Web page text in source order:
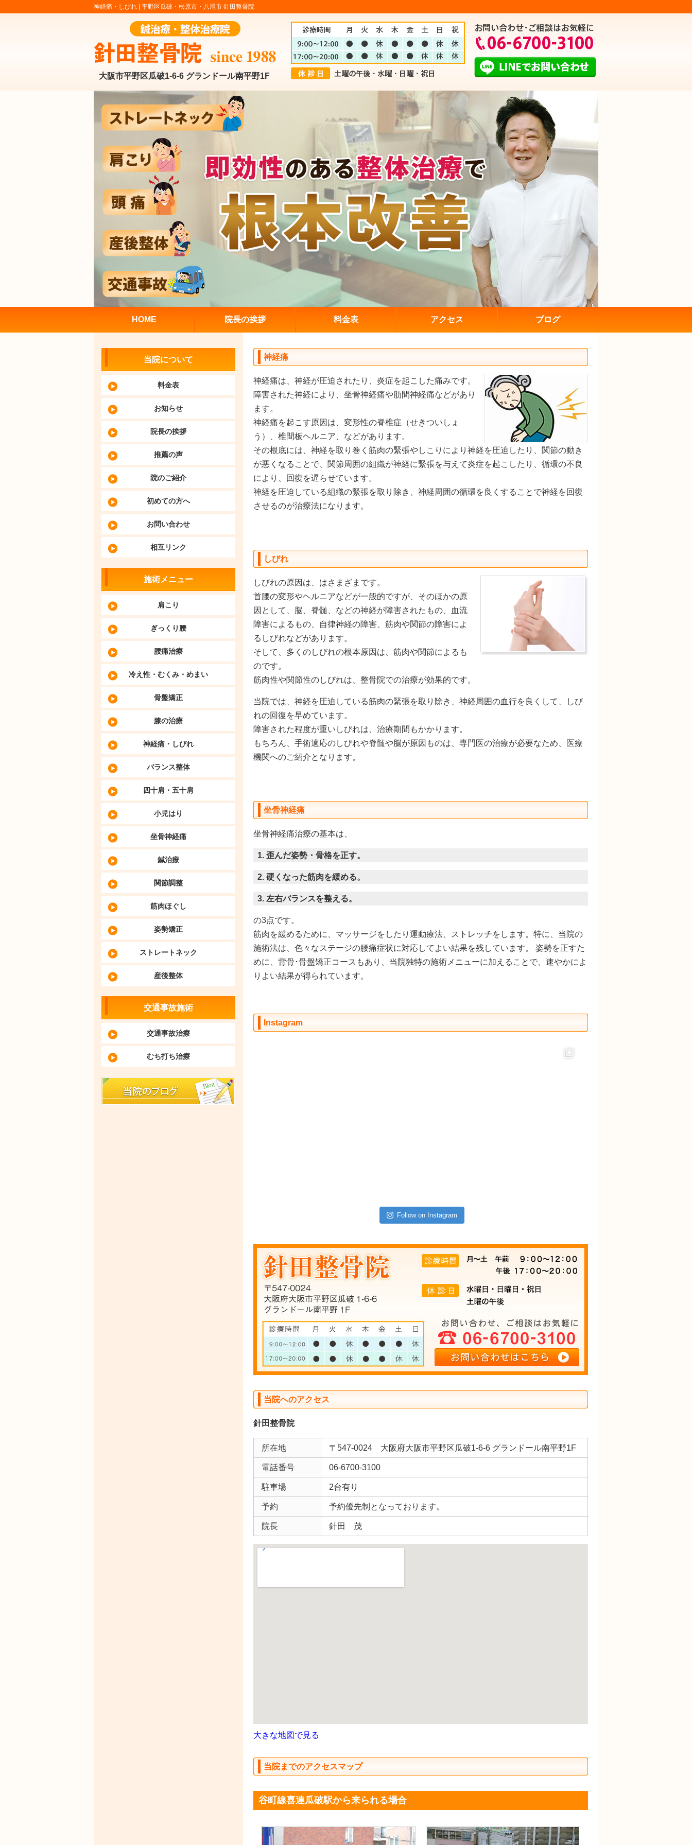
神経痛・しびれ | 平野区瓜破・松原市・八尾市 針田整骨院
大阪市平野区瓜破1-6-6 グランドール南平野1F
HOME 院長の挨拶 料金表 アクセス ブログ
神経痛
神経痛は、神経が圧迫されたり、炎症を起こした痛みです。
障害された神経により、坐骨神経痛や肋間神経痛などがあり
ます。
神経痛を起こす原因は、 変形性の脊椎症（せきついしょ
う）、椎間板ヘルニア、 などがあります。
その根底には、神経を取り巻く筋肉の緊張やしこりにより神経を圧迫したり、関節の動き
が悪くなることで、関節周囲の組織が神経に緊張を与えて炎症を起こしたり、循環の不良
により、回復を遅らせています。
神経を圧迫している組織の緊張を取り除き、神経周囲の循環を良くすることで神経を回復
させるのが治療法になります。
しびれ
しびれの原因は、はさまざまです。
首腰の変形やヘルニアなどが一般的ですが、そのほかの原
因として、脳、脊髄、などの神経が障害されたもの、血流
障害によるもの、自律神経の障害、筋肉や関節の障害によ
るしびれなどがあります。
そして、多くのしびれの根本原因は、筋肉や関節によるも
のです。
筋肉性や関節性のしびれは、整骨院での治療が効果的です。
当院では、神経を圧迫している筋肉の緊張を取り除き、神経周囲の血行を良くして、しび
れの回復を早めています。
障害された程度が重いしびれは、治療期間もかかります。
もちろん、手術適応のしびれや脊髄や脳が原因ものは、専門医の治療が必要なため、医療
機関へのご紹介となります。
坐骨神経痛
坐骨神経痛治療の基本は、
1. 歪んだ姿勢・骨格を正す。
2. 硬くなった筋肉を緩める。
3. 左右バランスを整える。
の3点です。
筋肉を緩めるために、マッサージをしたり運動療法、ストレッチをします。特に、当院の
施術法は、色々なステージの腰痛症状に対応してよい結果を残しています。 姿勢を正すた
めに、背骨･骨盤矯正コースもあり、当院独特の施術メニューに加えることで、速やかによ
りよい結果が得られています。
Instagram
Follow on Instagram
当院へのアクセス
針田整骨院
所在地 〒547-0024 大阪府大阪市平野区瓜破1-6-6 グランドール南平野1F
電話番号 06-6700-3100
駐車場 2台有り
予約 予約優先制となっております。
院長 針田 茂
大きな地図で見る
当院までのアクセスマップ
谷町線喜連瓜破駅から来られる場合
当院について
料金表
お知らせ
院長の挨拶
推薦の声
院のご紹介
初めての方へ
お問い合わせ
相互リンク
施術メニュー
肩こり
ぎっくり腰
腰痛治療
冷え性・むくみ・めまい
骨盤矯正
膝の治療
神経痛・しびれ
バランス整体
四十肩・五十肩
小児はり
坐骨神経痛
鍼治療
関節調整
筋肉ほぐし
姿勢矯正
ストレートネック
産後整体
交通事故施術
交通事故治療
むち打ち治療